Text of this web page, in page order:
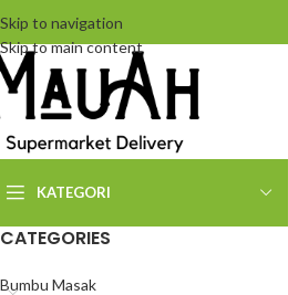
Skip to navigation
Skip to main content
KATEGORI
CATEGORIES
Bumbu Masak